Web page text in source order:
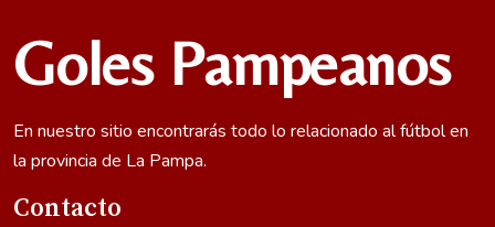
Goles Pampeanos
En nuestro sitio encontrarás todo lo relacionado al fútbol en
la provincia de La Pampa.
Contacto